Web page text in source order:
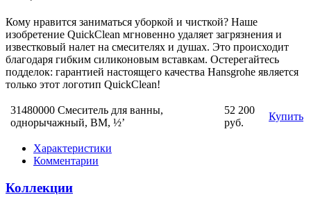
Кому нравится заниматься уборкой и чисткой? Наше
изобретение QuickClean мгновенно удаляет загрязнения и
известковый налет на смесителях и душах. Это происходит
благодаря гибким силиконовым вставкам. Остерегайтесь
подделок: гарантией настоящего качества Hansgrohe является
только этот логотип QuickClean!
31480000 Смеситель для ванны,
однорычажный, ВМ, ½’
52 200
руб.
Купить
Характеристики
Комментарии
Коллекции